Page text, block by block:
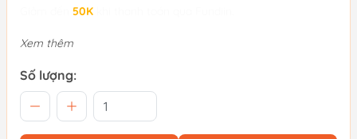
50K
Xem thêm
Số lượng: